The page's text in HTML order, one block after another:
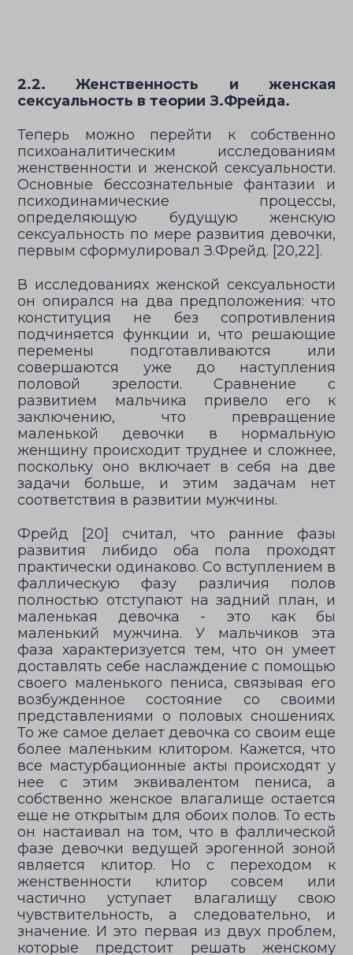
2.2. Женственность и женская
сексуальность в теории З.Фрейда.
Теперь можно перейти к собственно
психоаналитическим исследованиям
женственности и женской сексуальности.
Основные бессознательные фантазии и
психодинамические процессы,
определяющую будущую женскую
сексуальность по мере развития девочки,
первым сформулировал З.Фрейд. [20,22].
В исследованиях женской сексуальности
он опирался на два предположения: что
конституция не без сопротивления
подчиняется функции и, что решающие
перемены подготавливаются или
совершаются уже до наступления
половой зрелости. Сравнение с
развитием мальчика привело его к
заключению, что превращение
маленькой девочки в нормальную
женщину происходит труднее и сложнее,
поскольку оно включает в себя на две
задачи больше, и этим задачам нет
соответствия в развитии мужчины.
Фрейд [20] считал, что ранние фазы
развития либидо оба пола проходят
практически одинаково. Со вступлением в
фаллическую фазу различия полов
полностью отступают на задний план, и
маленькая девочка - это как бы
маленький мужчина. У мальчиков эта
фаза характеризуется тем, что он умеет
доставлять себе наслаждение с помощью
своего маленького пениса, связывая его
возбужденное состояние со своими
представлениями о половых сношениях.
То же самое делает девочка со своим еще
более маленьким клитором. Кажется, что
все мастурбационные акты происходят у
нее с этим эквивалентом пениса, а
собственно женское влагалище остается
еще не открытым для обоих полов. То есть
он настаивал на том, что в фаллической
фазе девочки ведущей эрогенной зоной
является клитор. Но с переходом к
женственности клитор совсем или
частично уступает влагалищу свою
чувствительность, а следовательно, и
значение. И это первая из двух проблем,
которые предстоит решать женскому